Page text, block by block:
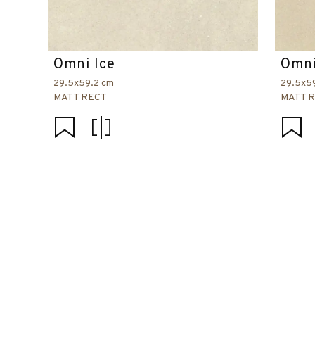
Omni Ice
29.5x59.2 cm
MATT RECT
MATT